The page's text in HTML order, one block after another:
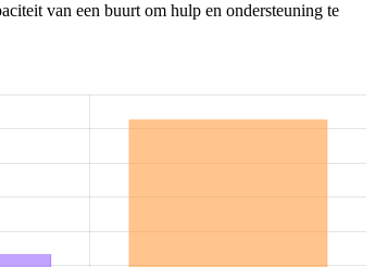
van een buurt om hulp en ondersteuning te